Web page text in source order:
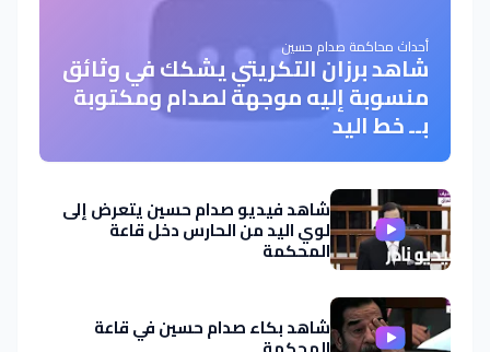
أحداث محاكمة صدام حسين
شاهد برزان التكريتي يشكك في وثائق
منسوبة إليه موجهة لصدام ومكتوبة
بــ خط اليد
شاهد فيديو صدام حسين يتعرض إلى
لوي اليد من الحارس دخل قاعة
المحكمة
شاهد بكاء صدام حسين في قاعة